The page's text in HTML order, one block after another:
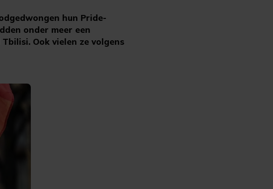
hun Pride-
onder meer een
Ook vielen ze volgens